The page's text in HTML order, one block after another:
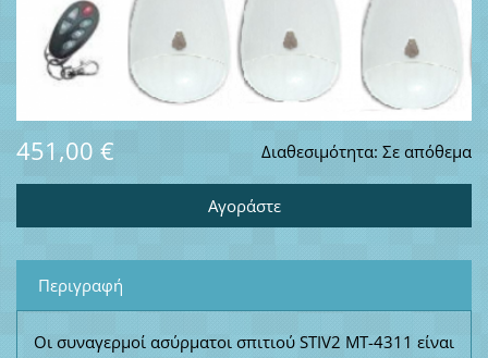
Διαθεσιμότητα: Σε απόθεμα
451,00 €
Περιγραφή
Οι συναγερμοί ασύρματοι σπιτιού STIV2 MT-4311 είναι